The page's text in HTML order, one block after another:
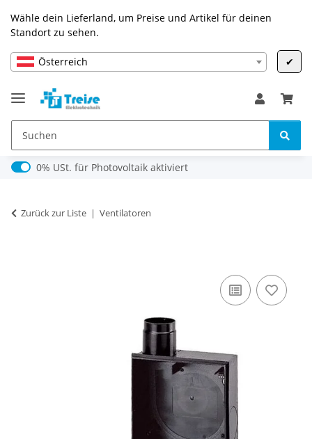
Wähle dein Lieferland, um Preise und Artikel für deinen
Standort zu sehen.
Österreich ✔
0% USt. für Photovoltaik (§ 12 Abs. 3 UStG)
0% USt. für Photovoltaik aktiviert
Zurück zur Liste Ventilatoren